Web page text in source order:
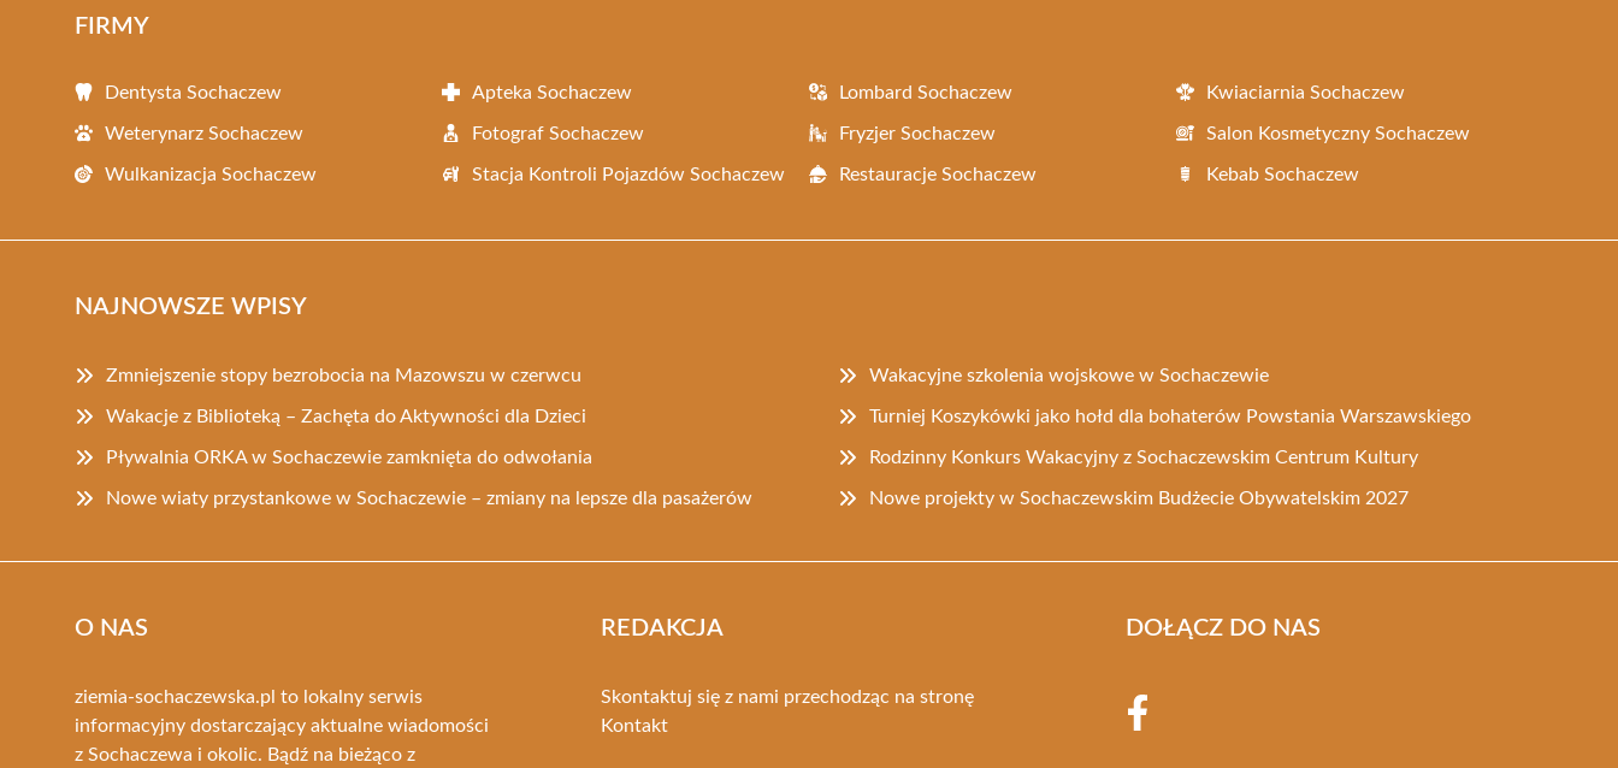
FIRMY
Dentysta Sochaczew Apteka Sochaczew Lombard Sochaczew Kwiaciarnia Sochaczew
Weterynarz Sochaczew Fotograf Sochaczew Fryzjer Sochaczew Salon Kosmetyczny Sochaczew
Wulkanizacja Sochaczew Stacja Kontroli Pojazdów Sochaczew Restauracje Sochaczew Kebab Sochaczew
NAJNOWSZE WPISY
Zmniejszenie stopy bezrobocia na Mazowszu w czerwcu Wakacyjne szkolenia wojskowe w Sochaczewie
Wakacje z Biblioteką – Zachęta do Aktywności dla Dzieci Turniej Koszykówki jako hołd dla bohaterów Powstania Warszawskiego
Pływalnia ORKA w Sochaczewie zamknięta do odwołania Rodzinny Konkurs Wakacyjny z Sochaczewskim Centrum Kultury
Nowe wiaty przystankowe w Sochaczewie – zmiany na lepsze dla pasażerów Nowe projekty w Sochaczewskim Budżecie Obywatelskim 2027
O NAS
ziemia-sochaczewska.pl to lokalny serwis
informacyjny dostarczający aktualne wiadomości
z Sochaczewa i okolic. Bądź na bieżąco z
REDAKCJA
Skontaktuj się z nami przechodząc na stronę
Kontakt
DOŁĄCZ DO NAS